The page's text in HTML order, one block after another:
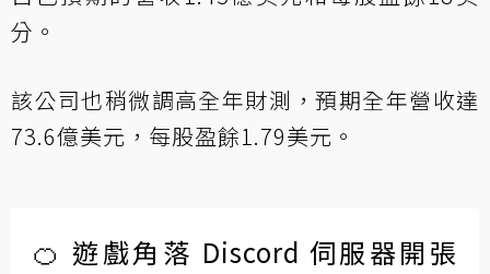
分。
該公司也稍微調高全年財測，預期全年營收達
73.6億美元，每股盈餘1.79美元。
🍊 遊戲角落 Discord 伺服器開張